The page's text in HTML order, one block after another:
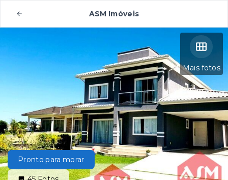
ASM Imóveis
Mais fotos
Pronto para morar